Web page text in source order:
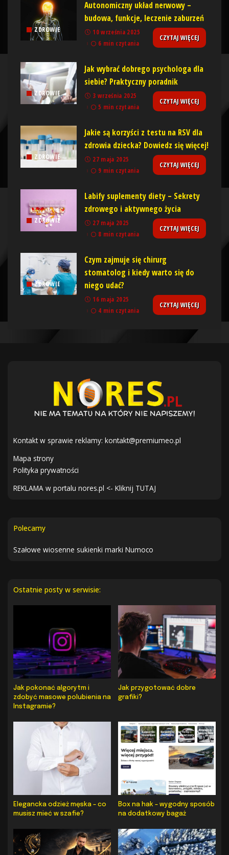
ZDROWIE
Autonomiczny układ nerwowy –
budowa, funkcje, leczenie zaburzeń
10 września 2025
6 min czytania
CZYTAJ WIĘCEJ
ZDROWIE
Jak wybrać dobrego psychologa dla
siebie? Praktyczny poradnik
3 września 2025
5 min czytania
CZYTAJ WIĘCEJ
ZDROWIE
Jakie są korzyści z testu na RSV dla
zdrowia dziecka? Dowiedz się więcej!
27 maja 2025
9 min czytania
CZYTAJ WIĘCEJ
ZDROWIE
Labify suplementy diety – Sekrety
zdrowego i aktywnego życia
27 maja 2025
8 min czytania
CZYTAJ WIĘCEJ
ZDROWIE
Czym zajmuje się chirurg
stomatolog i kiedy warto się do
niego udać?
16 maja 2025
4 min czytania
CZYTAJ WIĘCEJ
Kontakt w sprawie reklamy: kontakt@premiumeo.pl
Mapa strony
Polityka prywatności
REKLAMA w portalu nores.pl <- Kliknij TUTAJ
Polecamy
Szałowe wiosenne sukienki marki Numoco
Ostatnie posty w serwisie:
Jak pokonać algorytm i
zdobyć masowe polubienia na
Instagramie?
Jak przygotować dobre
grafiki?
Elegancka odzież męska – co
musisz mieć w szafie?
Box na hak – wygodny sposób
na dodatkowy bagaż